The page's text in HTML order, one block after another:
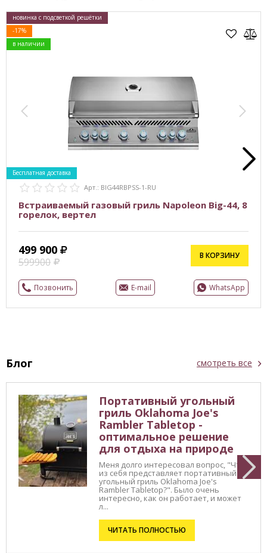
Бесплатная доставка
новинка с подсветкой решётки
-17%
в наличии
Арт.: BIG44RBPSS-1-RU
Встраиваемый газовый гриль Napoleon Big-44, 8
горелок, вертел
499 900
599900
В КОРЗИНУ
Позвонить E-mail WhatsApp
Блог смотреть все
Портативный угольный
гриль Oklahoma Joe's
Rambler Tabletop -
оптимальное решение
для отдыха на природе
Меня долго интересовал вопрос, "Что
из себя представляет портативный
угольный гриль Oklahoma Joe's
Rambler Tabletop?". Было очень
интересно, как он работает, и может
л...
ЧИТАТЬ ПОЛНОСТЬЮ